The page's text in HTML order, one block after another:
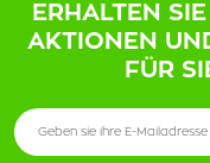
ERHALTEN
AKTIONEN
FÜR